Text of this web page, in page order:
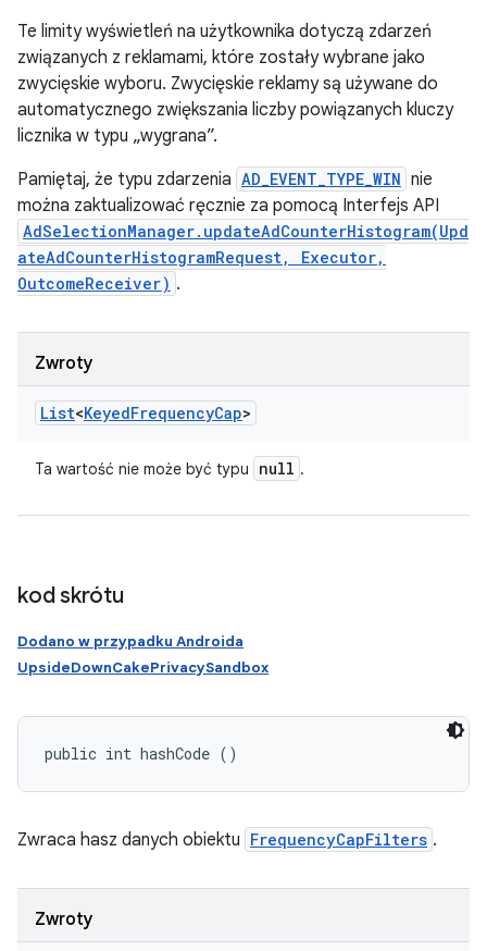
Te limity wyświetleń na użytkownika dotyczą zdarzeń
związanych z reklamami, które zostały wybrane jako
zwycięskie wyboru. Zwycięskie reklamy są używane do
automatycznego zwiększania liczby powiązanych kluczy
licznika w typu „wygrana”.
Pamiętaj, że typu zdarzenia AD_EVENT_TYPE_WIN nie
można zaktualizować ręcznie za pomocą Interfejs API
AdSelectionManager.updateAdCounterHistogram(Upd
ateAdCounterHistogramRequest, Executor,
OutcomeReceiver) .
Zwroty
List<KeyedFrequencyCap>
Ta wartość nie może być typu null .
kod skrótu
Dodano w przypadku Androida
UpsideDownCakePrivacySandbox
public int hashCode ()
Zwraca hasz danych obiektu FrequencyCapFilters .
Zwroty